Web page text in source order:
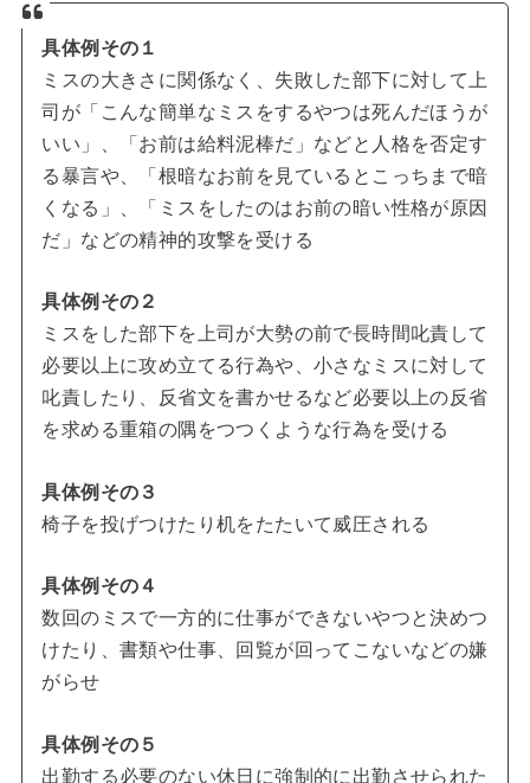
具体例その１
ミスの大きさに関係なく、失敗した部下に対して上
司が「こんな簡単なミスをするやつは死んだほうが
いい」、「お前は給料泥棒だ」などと人格を否定す
る暴言や、「根暗なお前を見ているとこっちまで暗
くなる」、「ミスをしたのはお前の暗い性格が原因
だ」などの精神的攻撃を受ける
具体例その２
ミスをした部下を上司が大勢の前で長時間叱責して
必要以上に攻め立てる行為や、小さなミスに対して
叱責したり、反省文を書かせるなど必要以上の反省
を求める重箱の隅をつつくような行為を受ける
具体例その３
椅子を投げつけたり机をたたいて威圧される
具体例その４
数回のミスで一方的に仕事ができないやつと決めつ
けたり、書類や仕事、回覧が回ってこないなどの嫌
がらせ
具体例その５
出勤する必要のない休日に強制的に出勤させられた